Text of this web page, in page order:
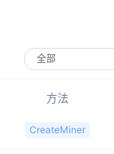
方法
CreateMiner